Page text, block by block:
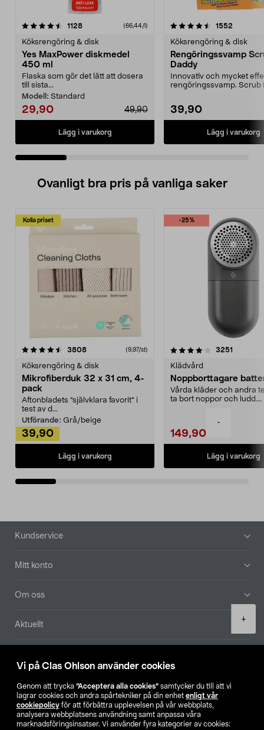
Vi på Clas Ohlson använder cookies
Genom att trycka ”Acceptera alla cookies” samtycker du till att vi
lagrar cookies och andra spårtekniker på din enhet enligt vår
cookiepolicy för att förbättra upplevelsen på vår webbplats,
analysera webbplatsens användning samt anpassa våra
marknadsföringsinsatser. Vi använder fyra kategorier av cookies:
-
+
1128recensioner (66,44/l)
Köksrengöring & disk
Yes MaxPower diskmedel
450 ml
Flaska som gör det lätt att dosera
till sista...
Modell: Standard
29,90 49,90
Lägg i varukorg
4.5 av 5 stjärnor 1552
Köksrengöring & disk
Rengöringssvamp
Daddy
Innovativ och mycket
rengöringssvamp. Scrub
39,90
Lägg i varukorg
4.5 av 5 stjärnor
Ovanligt bra pris på vanliga saker
Kolla priset
3808recensioner (9,97/st)
Köksrengöring & disk
Mikrofiberduk 32 x 31 cm, 4-
pack
Aftonbladets "självklara favorit” i
test av d...
Utförande: Grå/beige
39,90
Lägg i varukorg
-25%
4.0av 5 stjärnor 3251
Klädvård
Noppborttagare
Vårda kläder och andra
ta bort noppor och ludd.
149,90
Lägg i varukorg
4.5av 5 stjärnor
Sidfot
Kundservice
Mitt konto
Om oss
Aktuellt
Hitta butik
SE NO FI